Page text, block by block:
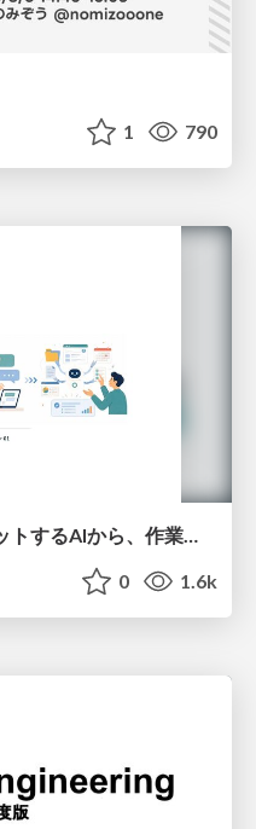
1 790
[しろおび夏祭り2026] チャットするAIから、作業するAIへ - 使われ方の変化と、その裏側で起きていること
0 1.6k